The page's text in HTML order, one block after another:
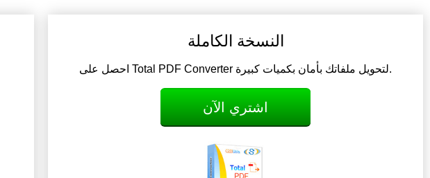
النسخة الكاملة
احصل على Total PDF Converter لتحويل ملفاتك بأمان بكميات كبيرة.
اشتري الآن